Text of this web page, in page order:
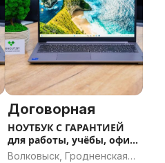
Договорная
НОУТБУК С ГАРАНТИЕЙ
для работы, учёбы, офиса
и игр
Волковыск, Гродненская